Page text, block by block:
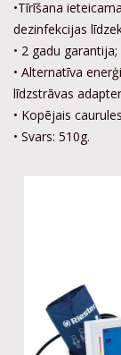
•Tīrīšana
dezinfekcijas
• 2 gadu garantija;
• Alternatīva
līdzstrāvas
• Kopējais
• Svars: 510g.